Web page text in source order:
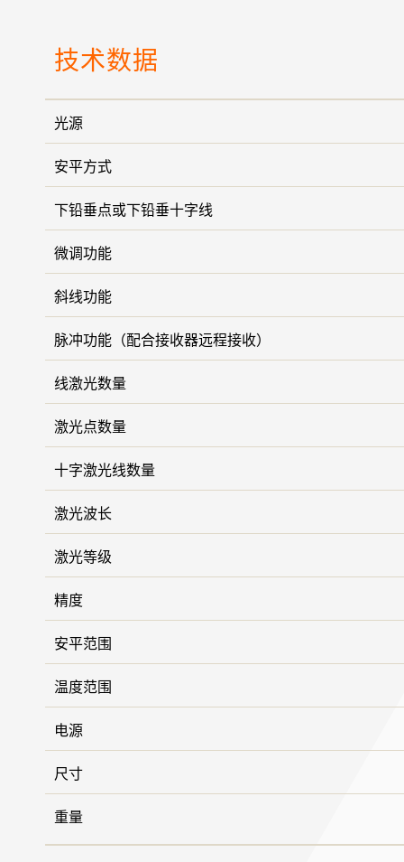
技术数据
光源
安平方式
下铅垂点或下铅垂十字线
微调功能
斜线功能
脉冲功能（配合接收器远程接收）
线激光数量
激光点数量
十字激光线数量
激光波长
激光等级
精度
安平范围
温度范围
电源
尺寸
重量